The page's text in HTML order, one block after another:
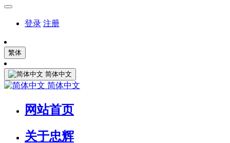
登录 注册
繁体
简体中文
简体中文
网站首页
关于忠辉